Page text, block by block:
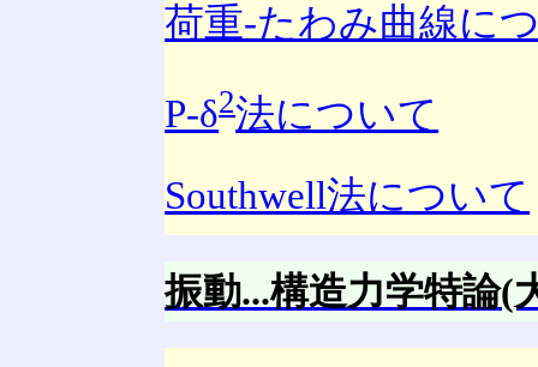
荷重-たわみ曲線に
P-δ2法について
Southwell法について
振動...構造力学特論(